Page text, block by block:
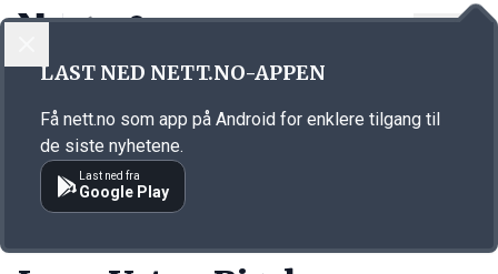
Annonsørinnhold
LAST NED NETT.NO-APPEN
Få nett.no som app på Android for enklere tilgang til
de siste nyhetene.
Last ned fra
Google Play